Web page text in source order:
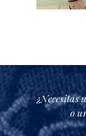
¿Necesitas
o